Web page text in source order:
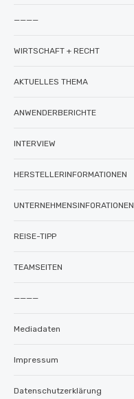
————
WIRTSCHAFT + RECHT
AKTUELLES THEMA
ANWENDERBERICHTE
INTERVIEW
HERSTELLERINFORMATIONEN
UNTERNEHMENSINFORATIONEN
REISE-TIPP
TEAMSEITEN
————
Mediadaten
Impressum
Datenschutzerklärung